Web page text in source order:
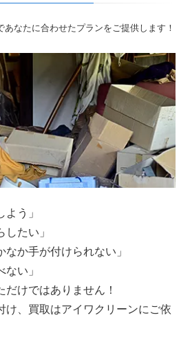
なたに合わせたプランをご提供します！
よう」
したい」
なか手が付けられない」
ない」
けではありません！
け、買取はアイワクリーンにご依